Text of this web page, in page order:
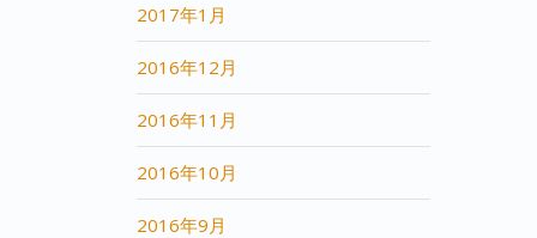
2017年1月
2016年12月
2016年11月
2016年10月
2016年9月